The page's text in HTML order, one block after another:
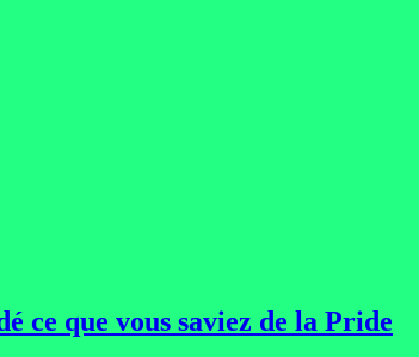
ce que vous saviez de la Pride